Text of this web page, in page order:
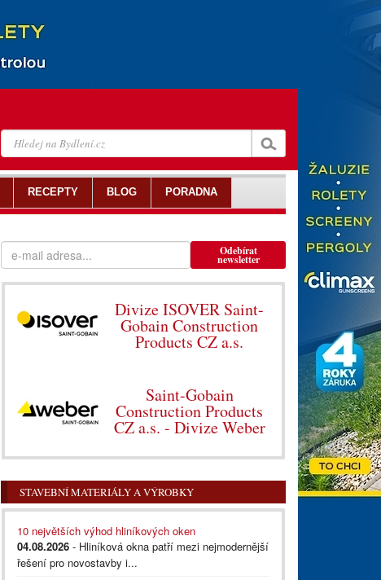
Odebírat
newsletter
Divize ISOVER Saint-
Gobain Construction
Products CZ a.s.
Saint-Gobain
Construction Products
CZ a.s. - Divize Weber
STAVEBNÍ MATERIÁLY A VÝROBKY
10 největších výhod hliníkových oken
04.08.2026 - Hliníková okna patří mezi nejmodernější
řešení pro novostavby i...
RECEPTY BLOG PORADNA